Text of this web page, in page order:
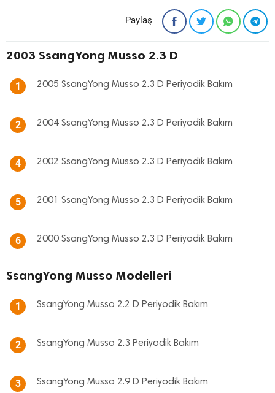
Paylaş
2003 SsangYong Musso 2.3 D
1 2005 SsangYong Musso 2.3 D Periyodik Bakım
2 2004 SsangYong Musso 2.3 D Periyodik Bakım
4 2002 SsangYong Musso 2.3 D Periyodik Bakım
5 2001 SsangYong Musso 2.3 D Periyodik Bakım
6 2000 SsangYong Musso 2.3 D Periyodik Bakım
SsangYong Musso Modelleri
1 SsangYong Musso 2.2 D Periyodik Bakım
2 SsangYong Musso 2.3 Periyodik Bakım
3 SsangYong Musso 2.9 D Periyodik Bakım